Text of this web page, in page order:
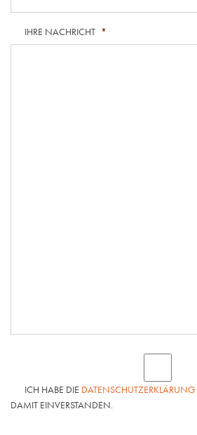
IHRE NACHRICHT *
ICH HABE DIE DATENSCHUTZERKLÄRUNG
DAMIT EINVERSTANDEN.